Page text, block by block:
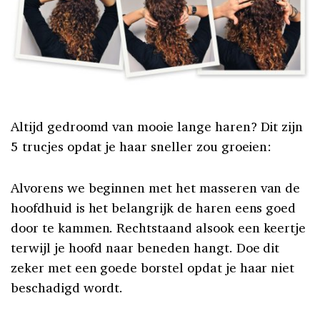
Altijd gedroomd van mooie lange haren? Dit zijn
5 trucjes opdat je haar sneller zou groeien:
Alvorens we beginnen met het masseren van de
hoofdhuid is het belangrijk de haren eens goed
door te kammen. Rechtstaand alsook een keertje
terwijl je hoofd naar beneden hangt. Doe dit
zeker met een goede borstel opdat je haar niet
beschadigd wordt.